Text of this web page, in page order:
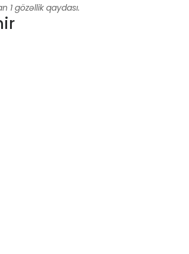
1 gözəllik qaydası.